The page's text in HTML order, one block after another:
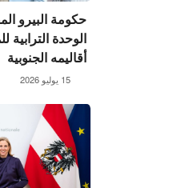
حكومة البيرو
الوحدة
أقاليمه الجنوبية
15 يوليو 2026